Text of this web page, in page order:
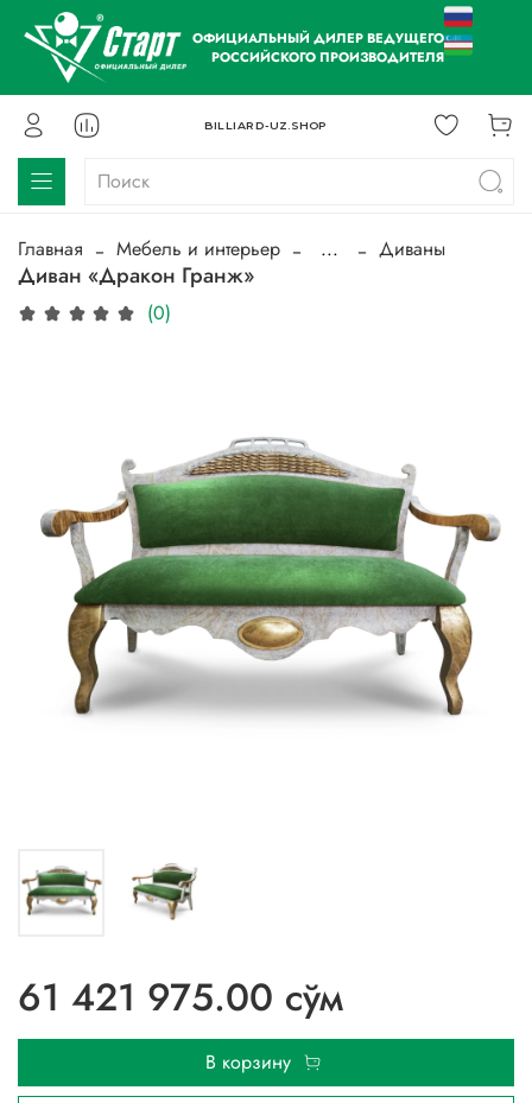
ОФИЦИАЛЬНЫЙ ДИЛЕР ВЕДУЩЕГО
РОССИЙСКОГО ПРОИЗВОДИТЕЛЯ
BILLIARD-UZ.SHOP
Главная Мебель и интерьер ... Диваны
Диван «Дракон Гранж»
(0)
61 421 975.00 сўм
В корзину